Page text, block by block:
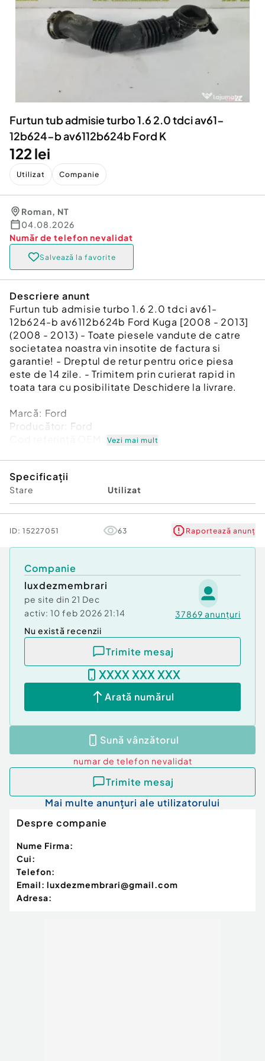
Animale de companie
Afaceri și echipamente profesionale
Utilaje agricole si industriale
Piese auto si accesorii
Dacia Duster
Furtun tub admisie turbo 1.6 2.0 tdci av61-
12b624-b av6112b624b Ford K
122 lei
Utilizat Companie
Roman, NT
04.08.2026
Număr de telefon nevalidat
Salvează la favorite
Descriere anunt
Furtun tub admisie turbo 1.6 2.0 tdci av61-
12b624-b av6112b624b Ford Kuga [2008 - 2013]
(2008 - 2013) - Toate piesele vandute de catre
societatea noastra vin insotite de factura si
garantie! - Dreptul de retur pentru orice piesa
este de 14 zile. - Trimitem prin curierat rapid in
toata tara cu posibilitate Deschidere la livrare.
Marcă: Ford
Producător: Ford
Cod referinţă OEM: 45919096
Garanție
Vezi mai mult
Specificații
Stare Utilizat
ID: 15227051 63 Raportează anunț
Companie
luxdezmembrari
pe site din 21 Dec
activ: 10 feb 2026 21:14 37869 anunțuri
Nu există recenzii
Trimite mesaj
XXXX XXX XXX
Arată numărul
Sună vânzătorul
numar de telefon nevalidat
Trimite mesaj
Mai multe anunțuri ale utilizatorului
Despre companie
Nume Firma:
Cui:
Telefon:
Email: luxdezmembrari@gmail.com
Adresa: